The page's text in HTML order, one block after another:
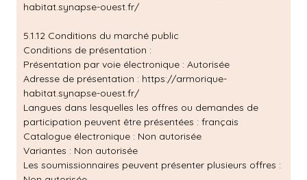
habitat.synapse-ouest.fr/
5.1.12 Conditions du marché public
Conditions de présentation :
Présentation par voie électronique : Autorisée
Adresse de présentation : https://armorique-
habitat.synapse-ouest.fr/
Langues dans lesquelles les offres ou demandes de
participation peuvent être présentées : français
Catalogue électronique : Non autorisée
Variantes : Non autorisée
Les soumissionnaires peuvent présenter plusieurs offres :